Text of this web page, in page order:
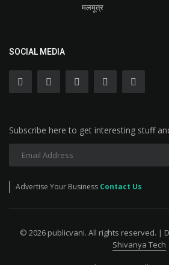
मलमूत्र
SOCIAL MEDIA
Subscribe here to get interesting stuff
Advertise Your Business Contact Us
© 2026 publicvani. All rights reserved. |
Shivanya Tech